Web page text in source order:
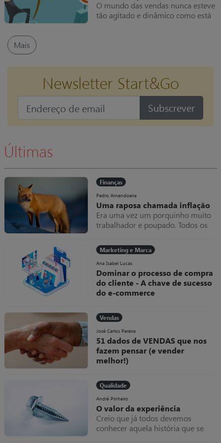
(B2C e B2B), com os compradores
a estarem permanentemente
O mundo das vendas nunca esteve
tão agitado e dinâmico como está
Mais
Newsletter Start&Go
Subscrever
Últimas
Finanças
Pedro Amendoeira
Uma raposa chamada inflação
Era uma vez um porquinho muito
trabalhador e poupado. Todos os
ganhava dentro do seu colchão,
que cada vez ficava mais grosso.
Uma raposa chamada inflação
Marketing e Marca
Ana Isabel Lucas
Dominar o processo de compra
do cliente - A chave de sucesso
do e-commerce
“se não domino a bola, como posso
marcar golos?”. Esta metáfora
deveria ser uma linha de
orientação em tudo o que se
faz.arcas.
Vendas
José Carlos Pereira
51 dados de VENDAS que nos
fazem pensar (e vender
melhor!)
nos fazer pensar. E, por vezes, até
“torturamos” os números,
indicadores e estatísticas para que
reflitam as nossas crenças e não a
verdade.
Qualidade
André Pinheiro
O valor da experiência
Creio que já todos devemos
conhecer aquela história que se